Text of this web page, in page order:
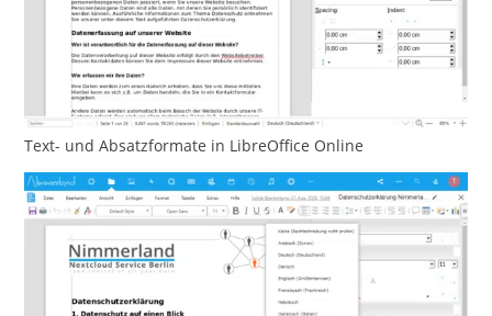
Text- und Absatzformate in LibreOffice Online